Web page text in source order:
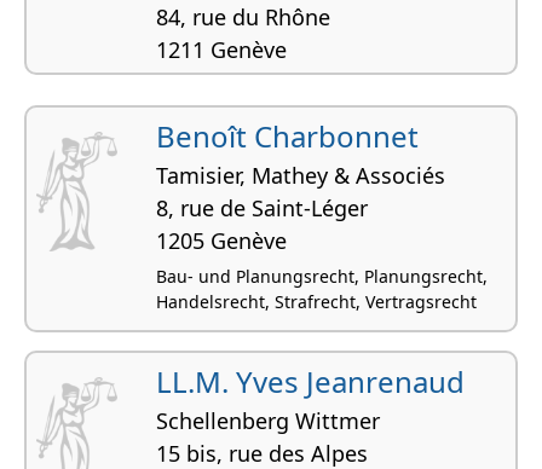
84, rue du Rhône
1211 Genève
Handelsrecht, SchKG und Verfahrensrecht,
Vertragsrecht
Benoît Charbonnet
Tamisier, Mathey & Associés
8, rue de Saint-Léger
1205 Genève
Bau- und Planungsrecht, Planungsrecht,
Handelsrecht, Strafrecht, Vertragsrecht
LL.M. Yves Jeanrenaud
Schellenberg Wittmer
15 bis, rue des Alpes